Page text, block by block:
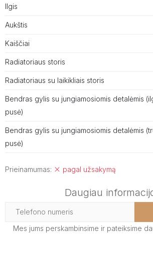
Ilgis
Aukštis
Kaiščiai
Radiatoriaus storis
Radiatoriaus su laikikliais storis
Bendras gylis su jungiamosiomis detalėmis
pusė)
Bendras gylis su jungiamosiomis detalėmis
pusė)
Prieinamumas: pagal užsakymą
Daugiau
Mes jums perskambinsime ir pateiksime